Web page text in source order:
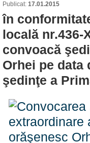
Publicat: 17.01.2015
în
locală nr.436-
convoacă
Orhei pe data
şedinţe a